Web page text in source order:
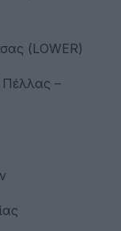
(LOWER)
Πέλλας –